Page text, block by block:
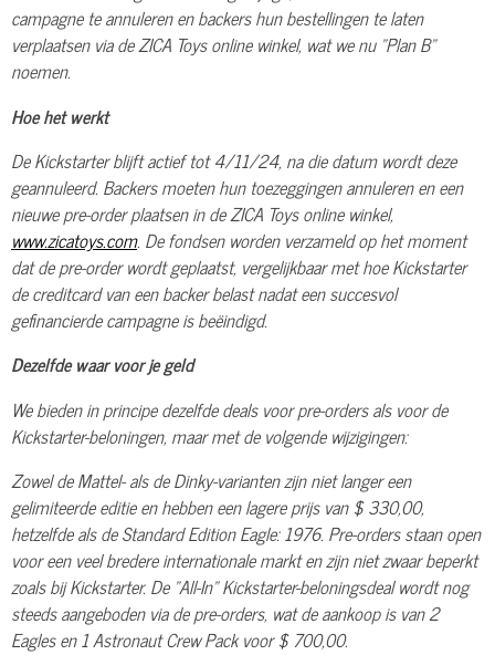
campagne te annuleren en backers hun bestellingen te laten
verplaatsen via de ZICA Toys online winkel, wat we nu "Plan B"
noemen.
Hoe het werkt
De Kickstarter blijft actief tot 4/11/24, na die datum wordt deze
geannuleerd. Backers moeten hun toezeggingen annuleren en een
nieuwe pre-order plaatsen in de ZICA Toys online winkel,
www.zicatoys.com. De fondsen worden verzameld op het moment
dat de pre-order wordt geplaatst, vergelijkbaar met hoe Kickstarter
de creditcard van een backer belast nadat een succesvol
gefinancierde campagne is beëindigd.
Dezelfde waar voor je geld
We bieden in principe dezelfde deals voor pre-orders als voor de
Kickstarter-beloningen, maar met de volgende wijzigingen:
Zowel de Mattel- als de Dinky-varianten zijn niet langer een
gelimiteerde editie en hebben een lagere prijs van $ 330,00,
hetzelfde als de Standard Edition Eagle: 1976. Pre-orders staan ​​open
voor een veel bredere internationale markt en zijn niet zwaar beperkt
zoals bij Kickstarter. De "All-In" Kickstarter-beloningsdeal wordt nog
steeds aangeboden via de pre-orders, wat de aankoop is van 2
Eagles en 1 Astronaut Crew Pack voor $ 700,00.